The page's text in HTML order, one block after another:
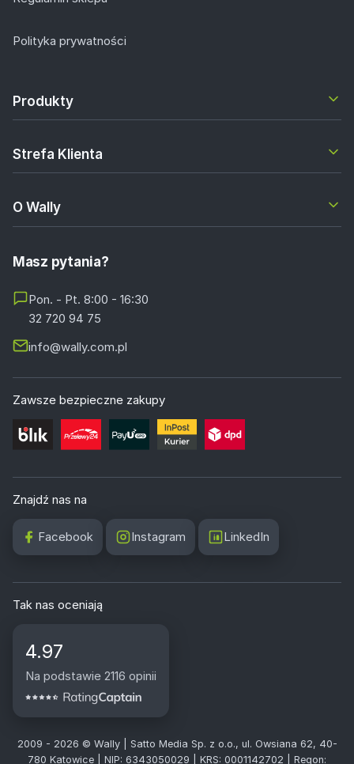
Polityka prywatności
Produkty
Strefa Klienta
O Wally
Masz pytania?
Pon. - Pt. 8:00 - 16:30
32 720 94 75
info@wally.com.pl
Zawsze bezpieczne zakupy
Znajdź nas na
Facebook Instagram LinkedIn
Tak nas oceniają
4.97
Na podstawie 2116 opinii
2009 - 2026 © Wally | Satto Media Sp. z o.o., ul. Owsiana 62, 40-
780 Katowice | NIP: 6343050029 | KRS: 0001142702 | Regon: